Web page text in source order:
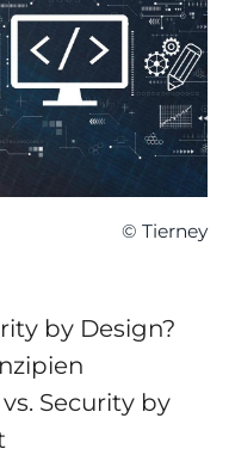
© Tierney
by Design?
Security by